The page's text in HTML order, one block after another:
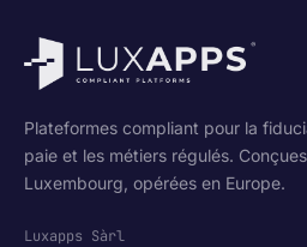
Plateformes compliant pour la
paie et les métiers régulés.
Luxembourg, opérées en Europe.
Luxapps Sàrl